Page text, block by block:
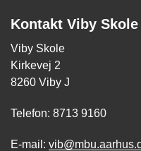
Kontakt Viby Skole
Viby Skole
Kirkevej 2
8260 Viby J
Telefon: 8713 9160
E-mail: